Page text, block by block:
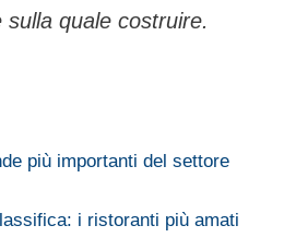
quale costruire.
più importanti del settore
i ristoranti più amati